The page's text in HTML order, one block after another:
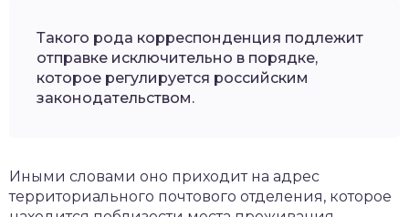
Такого рода корреспонденция подлежит
отправке исключительно в порядке,
которое регулируется российским
законодательством.
Иными словами оно приходит на адрес
территориального почтового отделения, которое